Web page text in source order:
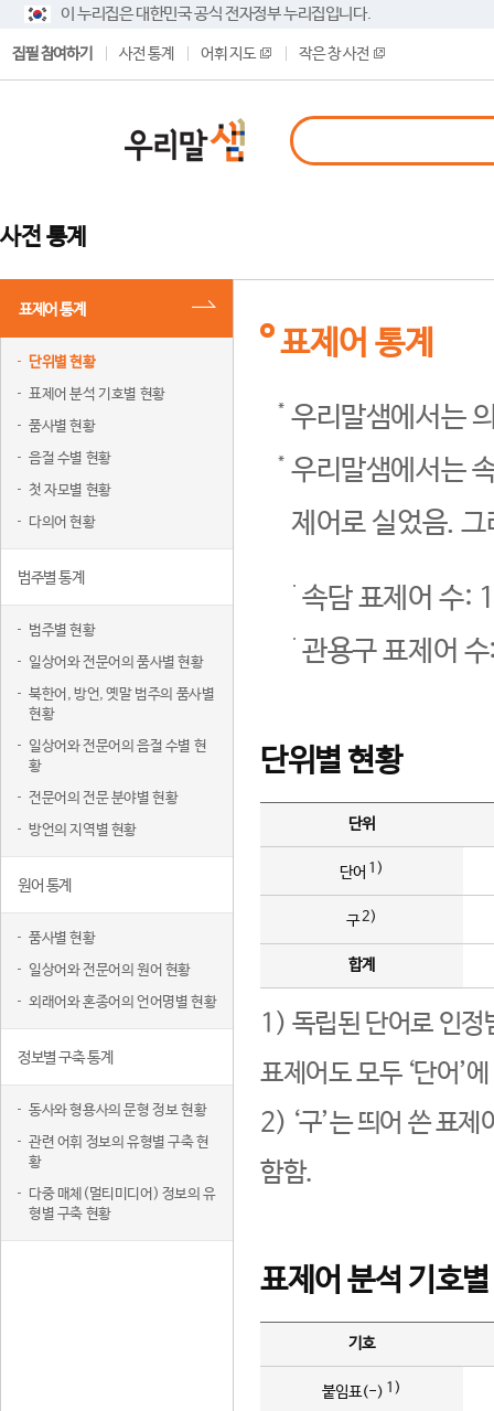
이 누리집은 대한민국 공식 전자정부 누리집입니다.
집필 참여하기 사전 통계 어휘 지도 작은 창 사전
사전 통계
표제어 통계
단위별 현황
표제어 분석 기호별 현황
품사별 현황
음절 수별 현황
첫 자모별 현황
다의어 현황
범주별 통계
범주별 현황
일상어와 전문어의 품사별 현황
북한어, 방언, 옛말 범주의 품사별
현황
일상어와 전문어의 음절 수별 현
황
전문어의 전문 분야별 현황
방언의 지역별 현황
원어 통계
품사별 현황
일상어와 전문어의 원어 현황
외래어와 혼종어의 언어명별 현황
정보별 구축 통계
동사와 형용사의 문형 정보 현황
관련 어휘 정보의 유형별 구축 현
황
다중 매체(멀티미디어) 정보의 유
형별 구축 현황
표제어 통계
우리말샘에서는
우리말샘에서는
제어로 실었음.
속담 표제어 수:
관용구 표제어
단위별 현황
단위
단어 1)
구2)
합계
1) 독립된 단어로 인정
표제어도 모두 ‘단어’
2) ‘구’는 띄어 쓴 표
함함.
표제어 분석 기호
기호
붙임표(-) 1)